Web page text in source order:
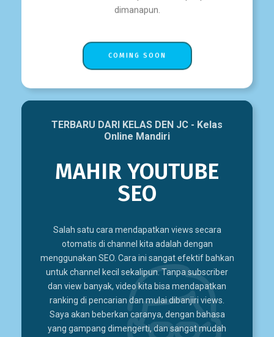
dimanapun.
COMING SOON
TERBARU DARI KELAS DEN JC - Kelas
Online Mandiri
MAHIR YOUTUBE
SEO
Salah satu cara mendapatkan views secara
otomatis di channel kita adalah dengan
menggunakan SEO. Cara ini sangat efektif bahkan
untuk channel kecil sekalipun. Tanpa subscriber
dan view banyak, video kita bisa mendapatkan
ranking di pencarian dan mulai dibanjiri views.
Saya akan beberkan caranya, dengan bahasa
yang gampang dimengerti, dan sangat mudah